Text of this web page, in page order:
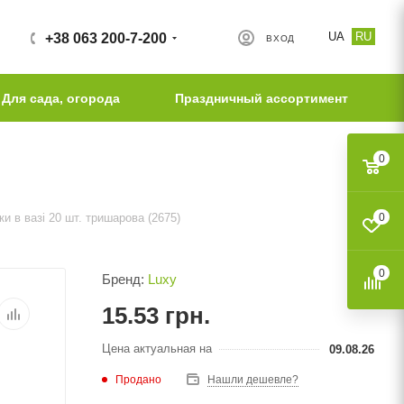
UA RU
ВХОД
+38 063 200-7-200
Для сада, огорода Праздничный ассортимент
в вазі 20 шт. тришарова (2675)
Бренд: Luxy
15.53 грн.
Цена актуальная на 09.08.26
Продано Нашли дешевле?
0
0
0